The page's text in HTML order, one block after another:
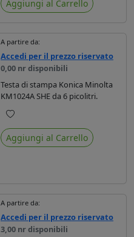
Aggiungi al Carrello
A partire da:
Accedi per il prezzo riservato
0,00 nr disponibili
Testa di stampa Konica Minolta
KM1024A SHE da 6 picolitri.
Preferiti
Aggiungi al Carrello
A partire da:
Accedi per il prezzo riservato
3,00 nr disponibili